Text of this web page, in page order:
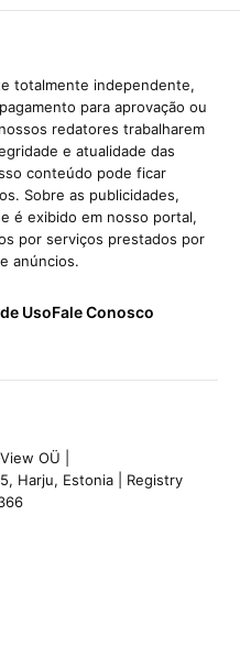
totalmente independente,
para aprovação ou
redatores trabalharem
e atualidade das
conteúdo pode ficar
Sobre as publicidades,
é exibido em nosso portal,
por serviços prestados por
anúncios.
UsoFale Conosco
OÜ |
Harju, Estonia | Registry